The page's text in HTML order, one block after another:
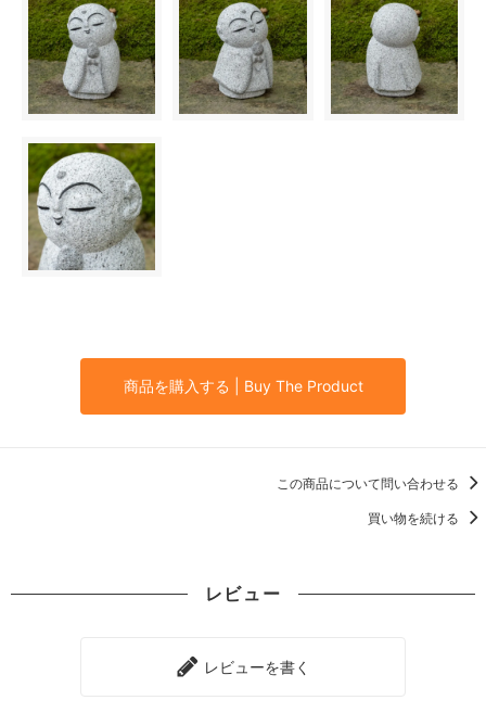
商品を購入する | Buy The Product
この商品について問い合わせる
買い物を続ける
レビュー
レビューを書く